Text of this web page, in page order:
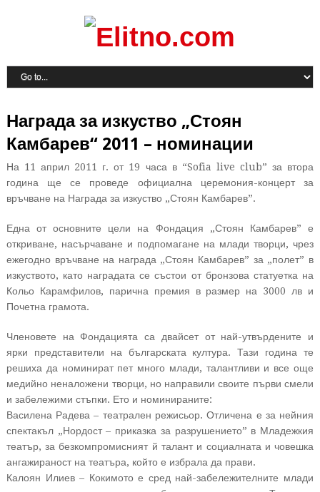
Награда за изкуство „Стоян
Камбарев“ 2011 – номинации
На 11 април 2011 г. от 19 часа в “Sofia live club” за втора
година ще се проведе официална церемония-концерт за
връчване на Награда за изкуство „Стоян Камбарев”.
Една от основните цели на Фондация „Стоян Камбарев” е
откриване, насърчаване и подпомагане на млади творци, чрез
ежегодно връчване на награда „Стоян Камбарев” за „полет” в
изкуството, като наградата се състои от бронзова статуетка на
Кольо Карамфилов, парична премия в размер на 3000 лв и
Почетна грамота.
Членовете на Фондацията са двайсет от най-утвърдените и
ярки представители на българската култура. Тази година те
решиха да номинират пет много млади, талантливи и все още
медийно неналожени творци, но направили своите първи смели
и забележими стъпки. Ето и номинираните:
Василена Радева – театрален режисьор. Отличена е за нейния
спектакъл „Нордост – приказка за разрушението” в Младежкия
театър, за безкомпромисният й талант и социалната и човешка
ангажираност на театъра, който е избрала да прави.
Калоян Илиев – Кокимото е сред най-забележителните млади